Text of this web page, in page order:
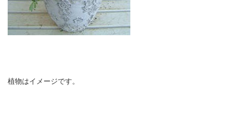
植物はイメージです。